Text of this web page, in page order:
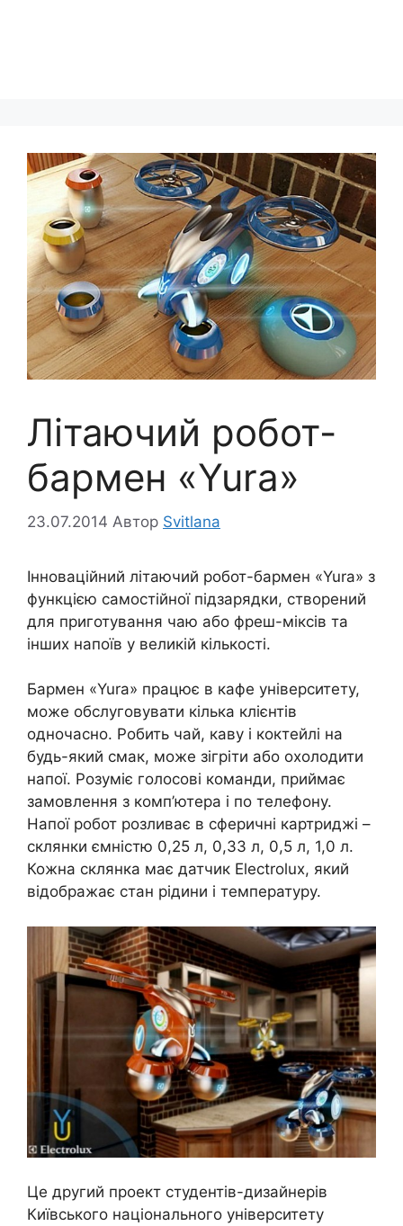
Літаючий робот-
бармен «Yura»
23.07.2014 Автор Svitlana
Інноваційний літаючий робот-бармен «Yura» з
функцією самостійної підзарядки, створений
для приготування чаю або фреш-міксів та
інших напоїв у великій кількості.
Бармен «Yura» працює в кафе університету,
може обслуговувати кілька клієнтів
одночасно. Робить чай, каву і коктейлі на
будь-який смак, може зігріти або охолодити
напої. Розуміє голосові команди, приймає
замовлення з комп’ютера і по телефону.
Напої робот розливає в сферичні картриджі –
склянки ємністю 0,25 л, 0,33 л, 0,5 л, 1,0 л.
Кожна склянка має датчик Electrolux, який
відображає стан рідини і температуру.
Це другий проект студентів-дизайнерів
Київського національного університету